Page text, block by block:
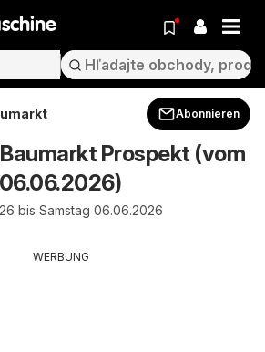
Abonnieren
Prospekt (vom
bis Samstag 06.06.2026
WERBUNG